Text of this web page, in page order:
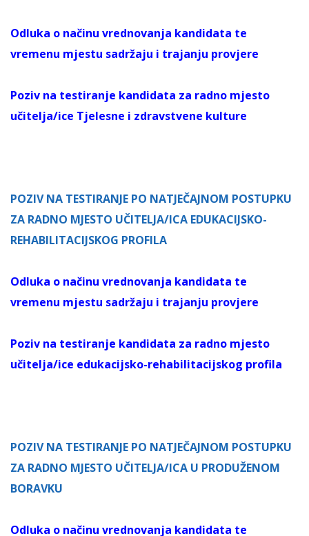
Odluka o načinu vrednovanja kandidata te
vremenu mjestu sadržaju i trajanju provjere
Poziv na testiranje kandidata za radno mjesto
učitelja/ice Tjelesne i zdravstvene kulture
POZIV NA TESTIRANJE PO NATJEČAJNOM POSTUPKU
ZA RADNO MJESTO UČITELJA/ICA EDUKACIJSKO-
REHABILITACIJSKOG PROFILA
Odluka o načinu vrednovanja kandidata te
vremenu mjestu sadržaju i trajanju provjere
Poziv na testiranje kandidata za radno mjesto
učitelja/ice edukacijsko-rehabilitacijskog profila
POZIV NA TESTIRANJE PO NATJEČAJNOM POSTUPKU
ZA RADNO MJESTO UČITELJA/ICA U PRODUŽENOM
BORAVKU
Odluka o načinu vrednovanja kandidata te